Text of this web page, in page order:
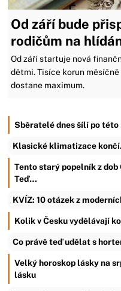
Od září bude
rodičům na
Od září startuje nová
dětmi. Tisíce korun měsíčně
dostane maximum.
Sběratelé dnes šílí po této
Klasické klimatizace
Tento starý popelník z
Teď…
KVÍZ: 10 otázek z
Kolik v Česku vydělávají
Co právě teď udělat s
Velký horoskop lásky na
lásku